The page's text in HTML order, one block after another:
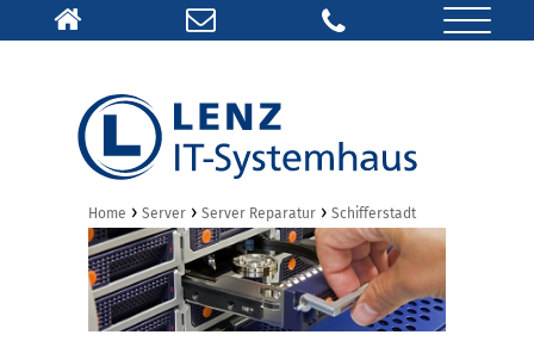
Home › Server › Server Reparatur › Schifferstadt